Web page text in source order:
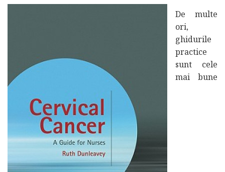
De multe
ori,
ghidurile
practice
sunt cele
mai bune